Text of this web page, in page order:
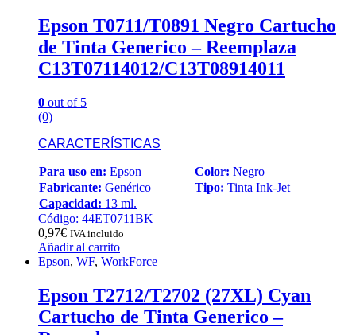
Epson T0711/T0891 Negro Cartucho
de Tinta Generico – Reemplaza
C13T07114012/C13T08914011
0 out of 5
(0)
CARACTERÍSTICAS
Para uso en: Epson Color: Negro
Fabricante: Genérico Tipo: Tinta Ink-Jet
Capacidad: 13 ml.
Código: 44ET0711BK
0,97€ IVA incluido
Añadir al carrito
Epson, WF, WorkForce
Epson T2712/T2702 (27XL) Cyan
Cartucho de Tinta Generico –